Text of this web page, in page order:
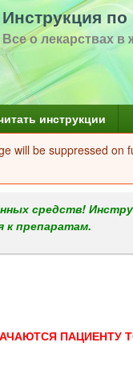
Перейти
к
содержанию
Инструкция
Все о лекарствах
инструкции
will be suppressed on
средств!
к препаратам.
ПАЦИЕНТУ